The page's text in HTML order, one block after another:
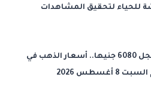
للحياء لتحقيق المشاهدات
عيار 21 يسجل 6080 جنيها.. أسعار الذهب في
أغسطس 2026